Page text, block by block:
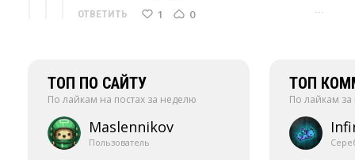
ОТВЕТИТЬ 1 0 ···
ТОП ПО САЙТУ
По лайкам на постах за неделю
Maslennikov
Пользователь
ТОП
По лайкам